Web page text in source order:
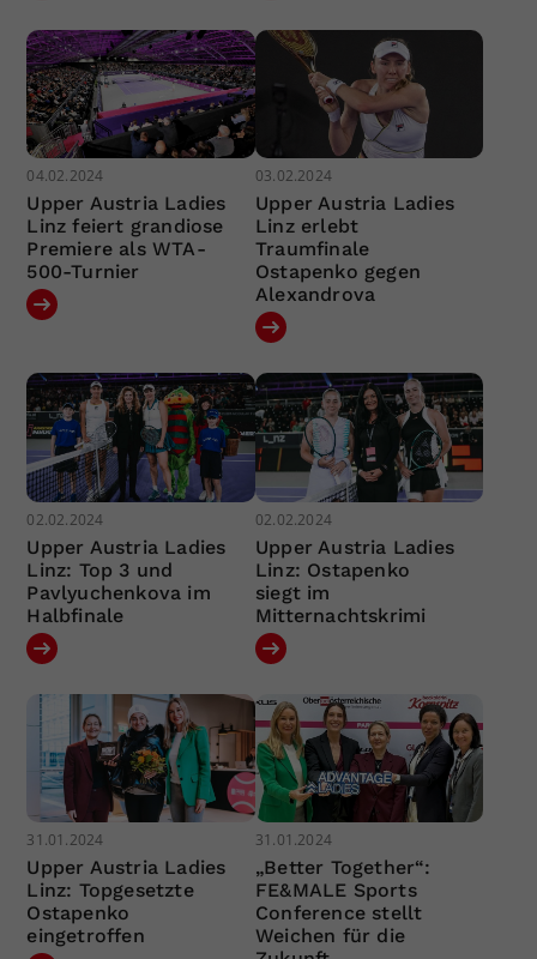
04.02.2024
Upper Austria Ladies
Linz feiert grandiose
Premiere als WTA-
500-Turnier
03.02.2024
Upper Austria Ladies
Linz erlebt
Traumfinale
Ostapenko gegen
Alexandrova
02.02.2024
Upper Austria Ladies
Linz: Top 3 und
Pavlyuchenkova im
Halbfinale
02.02.2024
Upper Austria Ladies
Linz: Ostapenko
siegt im
Mitternachtskrimi
31.01.2024
Upper Austria Ladies
Linz: Topgesetzte
Ostapenko
eingetroffen
31.01.2024
„Better Together“:
FE&MALE Sports
Conference stellt
Weichen für die